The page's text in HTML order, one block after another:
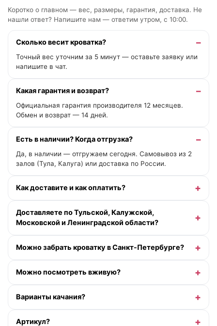
Коротко о главном — вес, размеры, гарантия, доставка. Не
нашли ответ? Напишите нам — ответим утром, с 10:00.
Сколько весит кроватка?
Точный вес уточним за 5 минут — оставьте заявку или
напишите в чат.
Какая гарантия и возврат?
Официальная гарантия производителя 12 месяцев.
Обмен и возврат — 14 дней.
Есть в наличии? Когда отгрузка?
Да, в наличии — отгружаем сегодня. Самовывоз из 2
залов (Тула, Калуга) или доставка по России.
Как доставите и как оплатить?
Доставляете по Тульской, Калужской,
Московской и Ленинградской области?
Можно забрать кроватку в Санкт-Петербурге?
Можно посмотреть вживую?
Варианты качания?
Артикул?